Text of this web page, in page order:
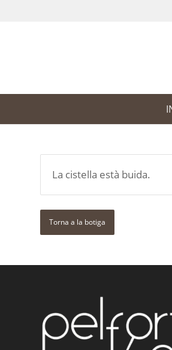
La cistella està buida.
Torna a la botiga